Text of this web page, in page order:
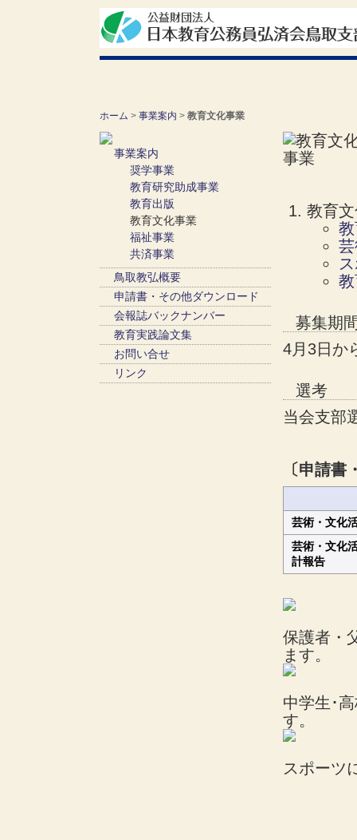
ホーム > 事業案内 > 教育文化事業
教育
募集期
4月3日か
選考
当会支部
〔申請
芸術・文化
芸術・文化
計報告
保護者・
ます。
中学生･
す。
スポーツ
事業案内
奨学事業
教育研究助成事業
教育出版
教育文化事業
福祉事業
共済事業
鳥取教弘概要
申請書・その他ダウンロード
会報誌バックナンバー
教育実践論文集
お問い合せ
リンク